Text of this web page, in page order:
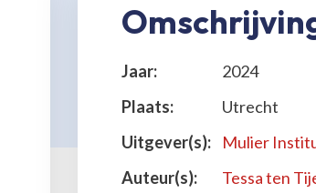
Jaar:
2024
Plaats:
Utrecht
Uitgever(s):
Mulier
Auteur(s):
Tessa ten